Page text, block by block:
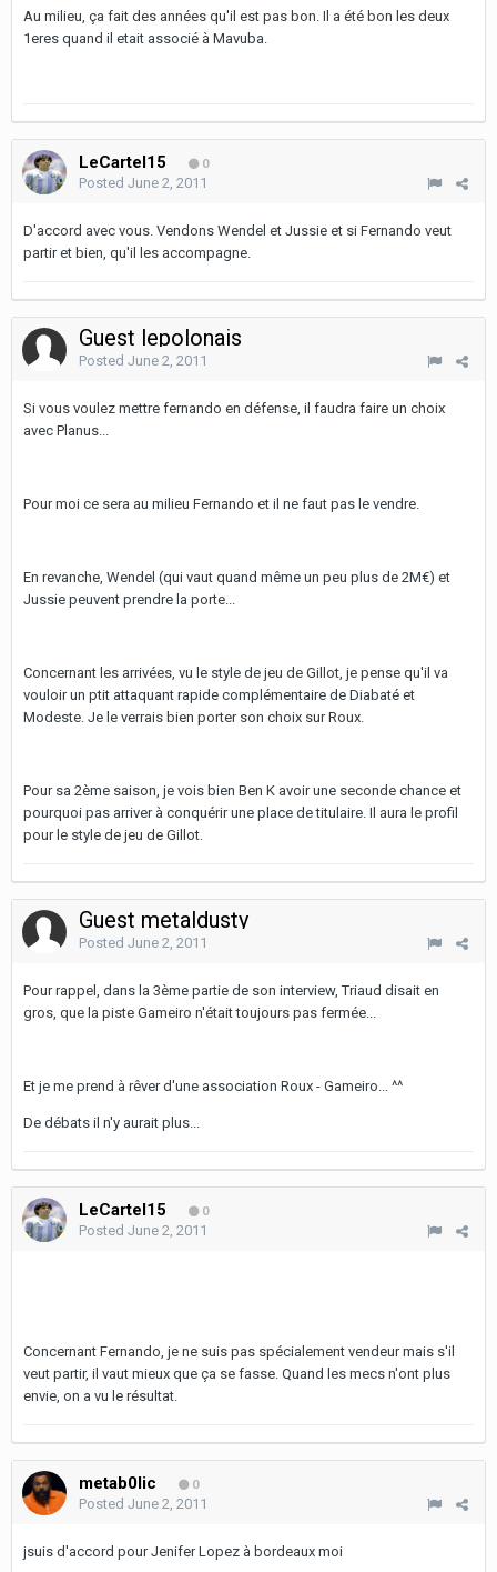
Au milieu, ça fait des années qu'il est pas bon. Il a été bon les deux
1eres quand il etait associé à Mavuba.
LeCartel15 0
Posted June 2, 2011
D'accord avec vous. Vendons Wendel et Jussie et si Fernando veut
partir et bien, qu'il les accompagne.
Guest lepolonais
Posted June 2, 2011
Si vous voulez mettre fernando en défense, il faudra faire un choix
avec Planus...
Pour moi ce sera au milieu Fernando et il ne faut pas le vendre.
En revanche, Wendel (qui vaut quand même un peu plus de 2M€) et
Jussie peuvent prendre la porte...
Concernant les arrivées, vu le style de jeu de Gillot, je pense qu'il va
vouloir un ptit attaquant rapide complémentaire de Diabaté et
Modeste. Je le verrais bien porter son choix sur Roux.
Pour sa 2ème saison, je vois bien Ben K avoir une seconde chance et
pourquoi pas arriver à conquérir une place de titulaire. Il aura le profil
pour le style de jeu de Gillot.
Guest metaldusty
Posted June 2, 2011
Pour rappel, dans la 3ème partie de son interview, Triaud disait en
gros, que la piste Gameiro n'était toujours pas fermée...
Et je me prend à rêver d'une association Roux - Gameiro... ^^
De débats il n'y aurait plus...
LeCartel15 0
Posted June 2, 2011
Concernant Fernando, je ne suis pas spécialement vendeur mais s'il
veut partir, il vaut mieux que ça se fasse. Quand les mecs n'ont plus
envie, on a vu le résultat.
metab0lic 0
Posted June 2, 2011
jsuis d'accord pour Jenifer Lopez à bordeaux moi